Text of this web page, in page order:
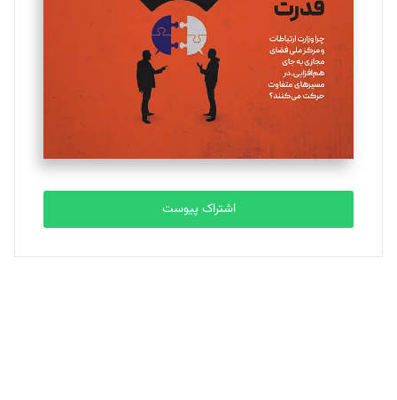
ملینا جعفری
تحریریه
مصطفی مسجدی آرانی
تحریریه
بابک نقاش
تحریریه
اشتراک پیوست